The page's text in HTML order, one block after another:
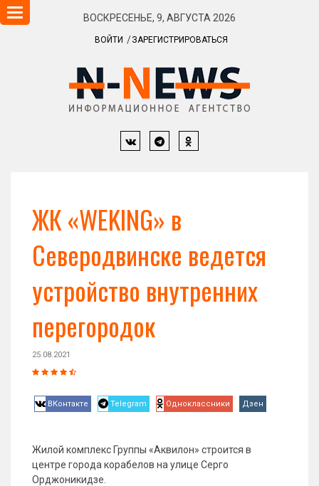
ВОСКРЕСЕНЬЕ, 9, АВГУСТА 2026
ВОЙТИ ЗАРЕГИСТРИРОВАТЬСЯ
Навигация
ЖК «WEKING» в
Северодвинске ведется
устройство внутренних
перегородок
25.08.2021
ВКонтакте Telegram Одноклассники Дзен
Жилой комплекс Группы «Аквилон» строится в
центре города корабелов на улице Серго
Орджоникидзе.